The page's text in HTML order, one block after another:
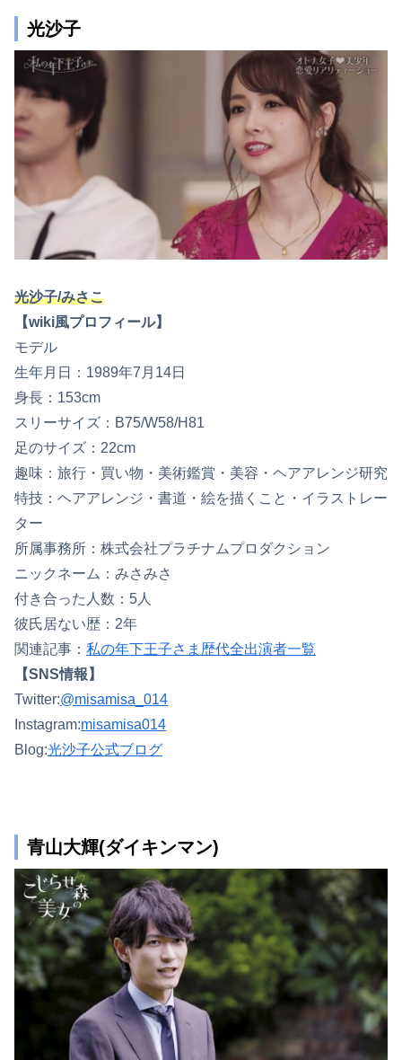
光沙子
光沙子/みさこ
【wiki風プロフィール】
モデル
生年月日：1989年7月14日
身長：153cm
スリーサイズ：B75/W58/H81
足のサイズ：22cm
趣味：旅行・買い物・美術鑑賞・美容・ヘアアレンジ研究
特技：ヘアアレンジ・書道・絵を描くこと・イラストレー
ター
所属事務所：株式会社プラチナムプロダクション
ニックネーム：みさみさ
付き合った人数：5人
彼氏居ない歴：2年
関連記事： 私の年下王子さま歴代全出演者一覧
【SNS情報】
Twitter:@misamisa_014
Instagram:misamisa014
Blog:光沙子公式ブログ
青山大輝(ダイキンマン)